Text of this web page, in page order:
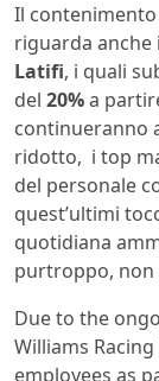
Il
riguarda anche
Latifi, i quali
del 20%a
continueranno
ridotto, i top
del personale
quest’ultimi
quotidiana
purtroppo, non
Due to the
Williams
employees as